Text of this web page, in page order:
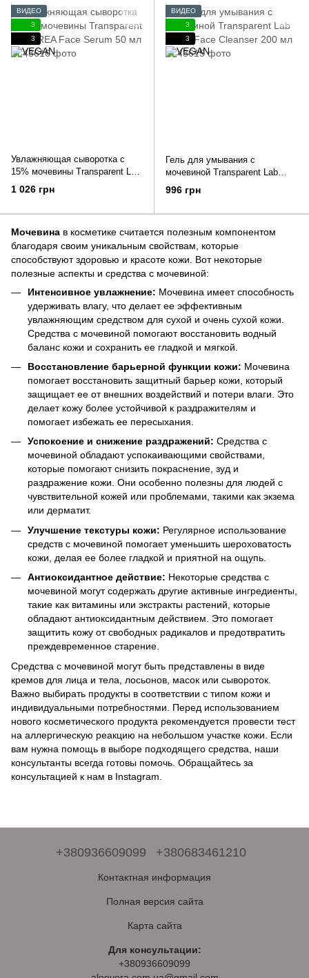
ВИДЕО
3
3
Увлажняющая сыворотка с
15% мочевины Transparent Lab
UREA Face Serum 50 мл
1 026 грн
ВИДЕО
3
3
Гель для умывания с
мочевиной Transparent Lab
UREA Face Cleanser 200 мл
996 грн
Мочевина в косметике считается полезным компонентом
благодаря своим уникальным свойствам, которые
способствуют здоровью и красоте кожи. Вот некоторые
полезные аспекты и средства с мочевиной:
Интенсивное увлажнение: Мочевина имеет способность
удерживать влагу, что делает ее эффективным
увлажняющим средством для сухой и очень сухой кожи.
Средства с мочевиной помогают восстановить водный
баланс кожи и сохранить ее гладкой и мягкой.
Восстановление барьерной функции кожи: Мочевина
помогает восстановить защитный барьер кожи, который
защищает ее от внешних воздействий и потери влаги. Это
делает кожу более устойчивой к раздражителям и
помогает избежать ее пересыхания.
Успокоение и снижение раздражений: Средства с
мочевиной обладают успокаивающими свойствами,
которые помогают снизить покраснение, зуд и
раздражение кожи. Они особенно полезны для людей с
чувствительной кожей или проблемами, такими как экзема
или дерматит.
Улучшение текстуры кожи: Регулярное использование
средств с мочевиной помогает уменьшить шероховатость
кожи, делая ее более гладкой и приятной на ощупь.
Антиоксидантное действие: Некоторые средства с
мочевиной могут содержать другие активные ингредиенты,
такие как витамины или экстракты растений, которые
обладают антиоксидантным действием. Это помогает
защитить кожу от свободных радикалов и предотвратить
преждевременное старение.
Средства с мочевиной могут быть представлены в виде
кремов для лица и тела, лосьонов, масок или сывороток.
Важно выбирать продукты в соответствии с типом кожи и
индивидуальными потребностями. Перед использованием
нового косметического продукта рекомендуется провести тест
на аллергическую реакцию на небольшом участке кожи. Если
вам нужна помощь в выборе подходящего средства, наши
консультанты всегда готовы помочь. Обращайтесь за
консультацией к нам в Instagram.
+380936609099 +380683461210
Контактная информация
Полная версия сайта
Карта сайта
Для консультации:
+380936609099